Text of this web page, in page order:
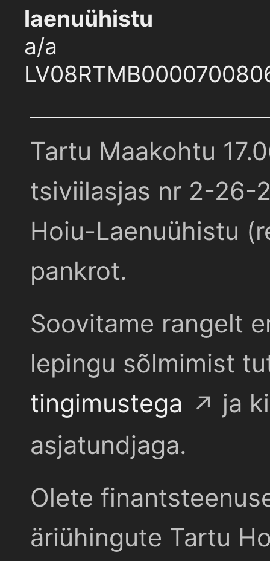
laenuühistu
a/a
Tartu Maakohtu
tsiviilasjas nr 2-26-
Hoiu-Laenuühistu
pankrot.
Soovitame rangelt
lepingu sõlmimist
tingimustega
ja
asjatundjaga.
Olete
äriühingute Tartu